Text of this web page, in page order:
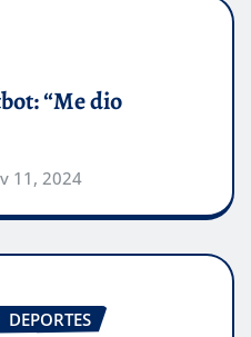
“Me dio
11, 2024
DEPORTES